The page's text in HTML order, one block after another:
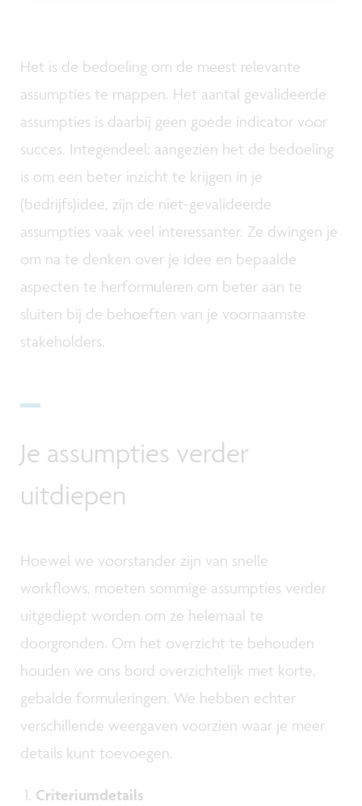
Het is de bedoeling om de meest relevante
assumpties te mappen. Het aantal gevalideerde
assumpties is daarbij geen goede indicator voor
succes. Integendeel: aangezien het de bedoeling
is om een beter inzicht te krijgen in je
(bedrijfs)idee, zijn de niet-gevalideerde
assumpties vaak veel interessanter. Ze dwingen je
om na te denken over je idee en bepaalde
aspecten te herformuleren om beter aan te
sluiten bij de behoeften van je voornaamste
stakeholders.
Je assumpties verder
uitdiepen
Hoewel we voorstander zijn van snelle
workflows, moeten sommige assumpties verder
uitgediept worden om ze helemaal te
doorgronden. Om het overzicht te behouden
houden we ons bord overzichtelijk met korte,
gebalde formuleringen. We hebben echter
verschillende weergaven voorzien waar je meer
details kunt toevoegen.
Criteriumdetails